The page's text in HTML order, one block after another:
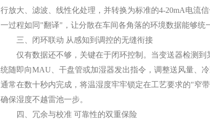
行放大、滤波、线性化处理，并转换为标准的4-20mA电流
一过程如同"翻译"，让分散在车间各角落的环境数据能够统
三、闭环联动 从感知到调控的无缝衔接
仅有数据还不够，关键在于闭环控制。当变送器检测到
统随即向MAU、干盘管或加湿器发出指令，调整送风量
通常在数十秒内完成，将温湿度牢牢锁定在工艺要求的"窄
确保湿度不越雷池一步。
四、冗余与校准 可靠性的双重保险